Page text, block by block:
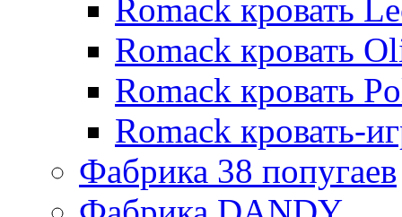
Romack кровать
Romack кровать
Romack кровать
Romack кровать-
Фабрика 38 попугаев